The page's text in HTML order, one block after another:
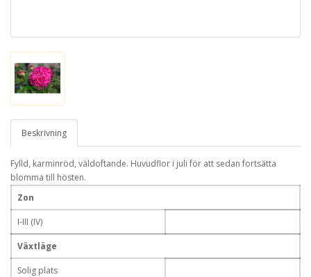
Beskrivning
Fylld, karminröd, väldoftande. Huvudflor i juli för att sedan fortsätta
blomma till hösten.
Zon
I-III (IV)
Växtläge
Solig plats